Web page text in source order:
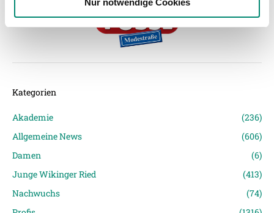
haben oder die sie im Rahmen Ihrer Nutzung der Dienste
gesammelt haben.
Weitere Details, insbesondere zu Speicherdauer und
Datenschutzerklärung
Nur notwendige Cookies
Kategorien
Akademie
(236)
Allgemeine News
(606)
Damen
(6)
Junge Wikinger Ried
(413)
Nachwuchs
(74)